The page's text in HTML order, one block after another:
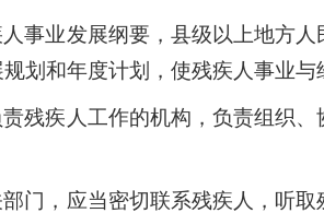
事业发展纲要，县级以上地方
划和年度计划，使残疾人事业与
残疾人工作的机构，负责组织
门，应当密切联系残疾人，听